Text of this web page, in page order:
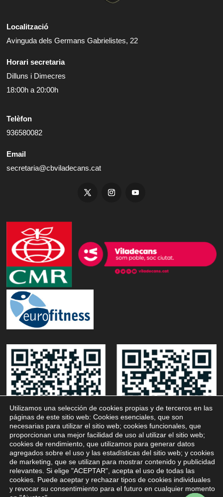
Localització
Avinguda dels Germans Gabrielistes, 22
Horari secretaria
Dilluns i Dimecres
18:00h a 20:00h
Telèfon
936580082
Email
secretaria@cbviladecans.cat
Utilizamos una selección de cookies propias y de terceros en las
páginas de este sitio web: Cookies esenciales, que son
necesarias para utilizar el sitio web; cookies funcionales, que
proporcionan una mejor facilidad de uso al utilizar el sitio web;
cookies de rendimiento, que utilizamos para generar datos
agregados sobre el uso y las estadísticas del sitio web; y cookies
de marketing, que se utilizan para mostrar contenido y publicidad
relevantes. Si elige "ACEPTAR", acepta el uso de todas las
cookies. Puede aceptar y rechazar tipos de cookies individuales
y revocar su consentimiento para el futuro en cualquier momento